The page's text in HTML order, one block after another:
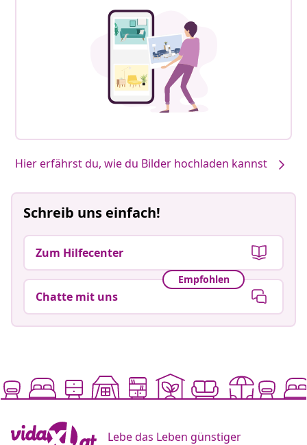
Hier erfährst du, wie du Bilder hochladen kannst
Schreib uns einfach!
Zum Hilfecenter
Empfohlen
Chatte mit uns
Lebe das Leben günstiger